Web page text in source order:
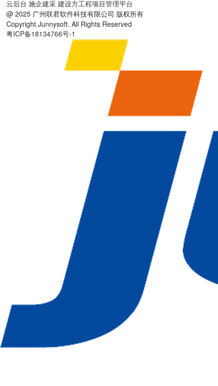
云后台 施企建采 建设方工程项目管理平台
@ 2025 广州联君软件科技有限公司 版权所有
Copyright Junnysoft. All Rights Reserved
粤ICP备18134766号-1